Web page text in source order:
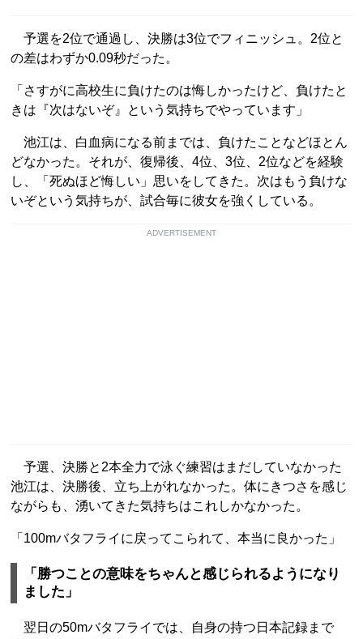
予選を2位で通過し、決勝は3位でフィニッシュ。2位と
の差はわずか0.09秒だった。
「さすがに高校生に負けたのは悔しかったけど、負けたと
きは『次はないぞ』という気持ちでやっています」
池江は、白血病になる前までは、負けたことなどほとん
どなかった。それが、復帰後、4位、3位、2位などを経験
し、「死ぬほど悔しい」思いをしてきた。次はもう負けな
いぞという気持ちが、試合毎に彼女を強くしている。
ADVERTISEMENT
予選、決勝と2本全力で泳ぐ練習はまだしていなかった
池江は、決勝後、立ち上がれなかった。体にきつさを感じ
ながらも、湧いてきた気持ちはこれしかなかった。
「100mバタフライに戻ってこられて、本当に良かった」
「勝つことの意味をちゃんと感じられるようになり
ました」
翌日の50mバタフライでは、自身の持つ日本記録まで